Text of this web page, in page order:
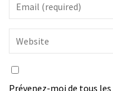
Prévenez-moi de tous